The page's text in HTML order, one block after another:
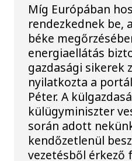
Míg Európában
rendezkednek be,
béke
energiaellátás
gazdasági sikerek
nyilatkozta a
Péter. A
külügyminiszter
során adott
kendőzetlenül
vezetésből érkező